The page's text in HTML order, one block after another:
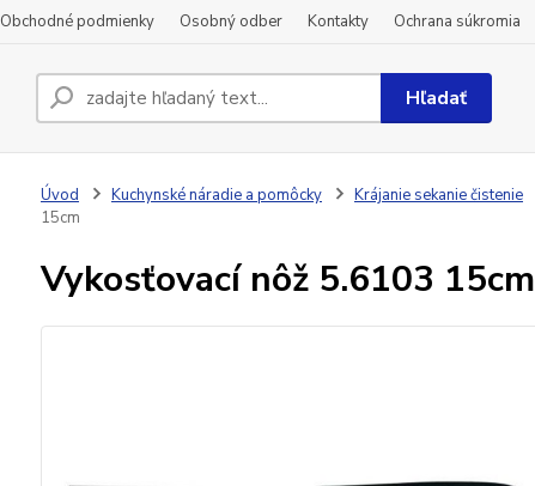
Obchodné podmienky Osobný odber Kontakty Ochrana súkromia
Hľadať
Úvod Kuchynské náradie a pomôcky Krájanie sekanie čistenie
15cm
Vykosťovací nôž 5.6103 15cm